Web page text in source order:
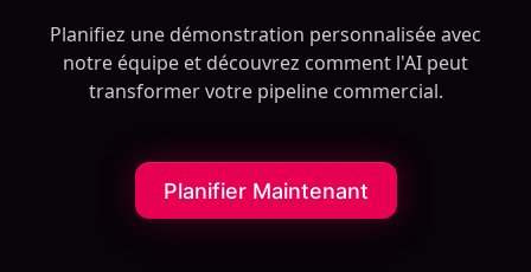
Planifiez une démonstration personnalisée avec
notre équipe et découvrez comment l'AI peut
transformer votre pipeline commercial.
Planifier Maintenant